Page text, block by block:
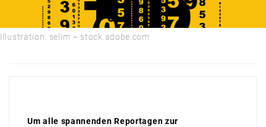
Illustration: selim – stock.adobe.com
Um alle spannenden Reportagen zur